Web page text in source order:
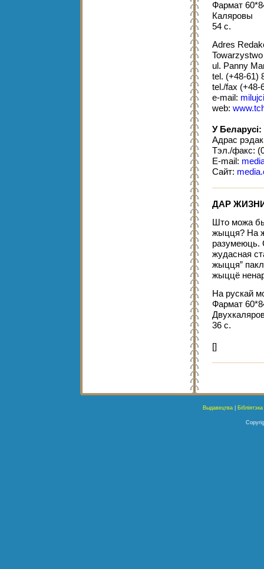
Фармат
Каляровы
54 с.
Adres
ul. Panny
tel. (+48-61)
tel./fax (+48-
e-mail:
web:
У Беларусі:
Адрас
Тэл./факс:
E-mail:
Сайт:
ДАР
Што можа
жыцця? На
разумеюць.
жудасная
жыцця”
жыццё
На рускай
Фармат
36 с.
[]
Выдавецтва| Бібліятэка